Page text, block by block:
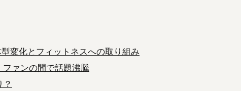
変化とフィットネスへの取り組み
ァンの間で話題沸騰